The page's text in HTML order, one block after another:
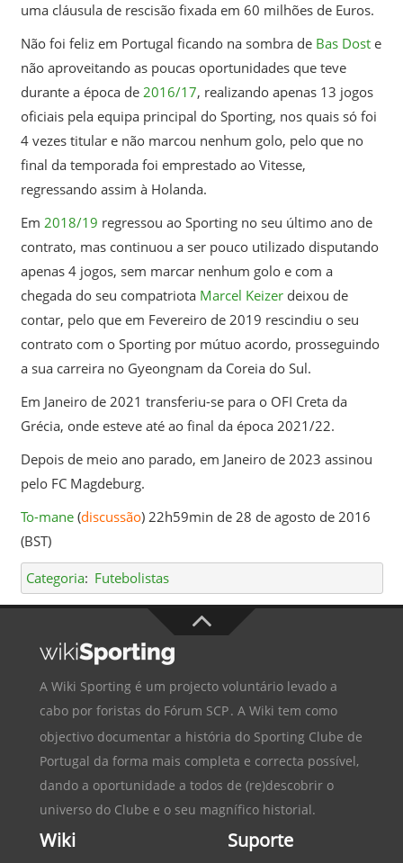
uma cláusula de rescisão fixada em 60 milhões de Euros.
Não foi feliz em Portugal ficando na sombra de Bas Doste
não aproveitando as poucas oportunidades que teve
durante a época de 2016/17, realizando apenas 13 jogos
oficiais pela equipa principal do Sporting, nos quais só foi
4 vezes titular e não marcou nenhum golo, pelo que no
final da temporada foi emprestado ao Vitesse,
regressando assim à Holanda.
Em 2018/19 regressou ao Sporting no seu último ano de
contrato, mas continuou a ser pouco utilizado disputando
apenas 4 jogos, sem marcar nenhum golo e com a
chegada do seu compatriota Marcel Keizerdeixou de
contar, pelo que em Fevereiro de 2019 rescindiu o seu
contrato com o Sporting por mútuo acordo, prosseguindo
a sua carreira no Gyeongnam da Coreia do Sul.
Em Janeiro de 2021 transferiu-se para o OFI Creta da
Grécia, onde esteve até ao final da época 2021/22.
Depois de meio ano parado, em Janeiro de 2023 assinou
pelo FC Magdeburg.
To-mane(discussão) 22h59min de 28 de agosto de 2016
(BST)
Categoria: Futebolistas
A Wiki Sporting é um projecto voluntário levado a
cabo por foristas do Fórum SCP. A Wiki tem como
objectivo documentar a história do Sporting Clube de
Portugal da forma mais completa e correcta possível,
dando a oportunidade a todos de (re)descobrir o
universo do Clube e o seu magnífico historial.
Wiki Suporte